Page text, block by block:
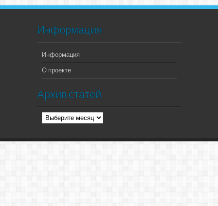
Информация
Информация
О проекте
Архив статей
Архив
статей